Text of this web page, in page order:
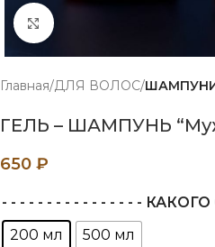
Нажмите, чтобы
Главная ДЛЯ ВОЛОС
ГЕЛЬ – ШАМПУНЬ
650 ₽
- - - - - - - - - - - - - - - -
200 мл
500 мл